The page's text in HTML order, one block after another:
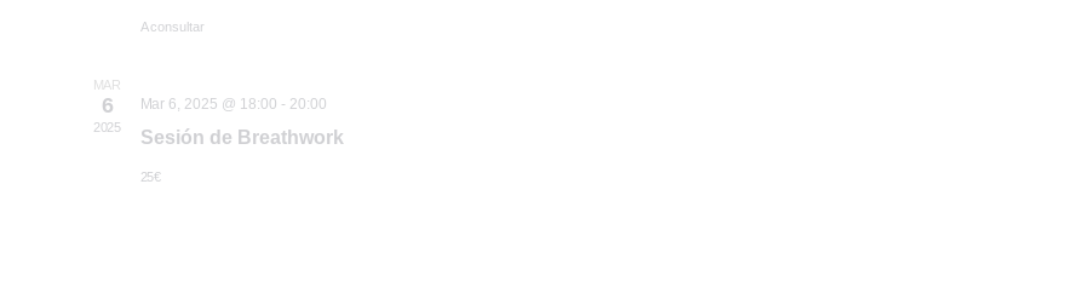
A consultar
MAR
6
2025
Mar 6, 2025 @ 18:00 - 20:00
Sesión de Breathwork
25€